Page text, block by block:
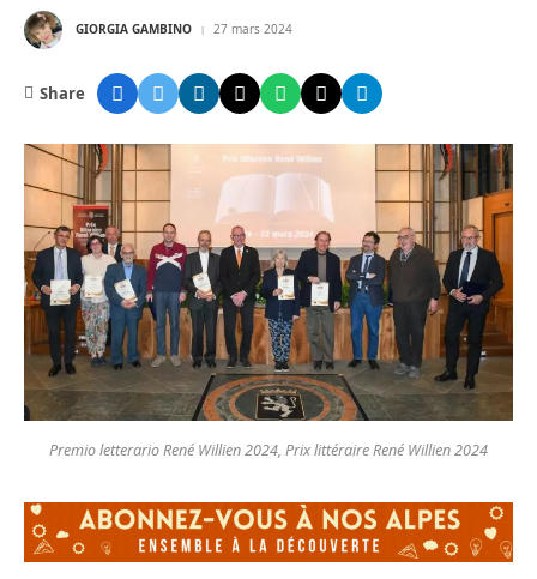
GIORGIA GAMBINO 27 mars 2024
Share
Premio letterario René Willien 2024, Prix littéraire René Willien 2024